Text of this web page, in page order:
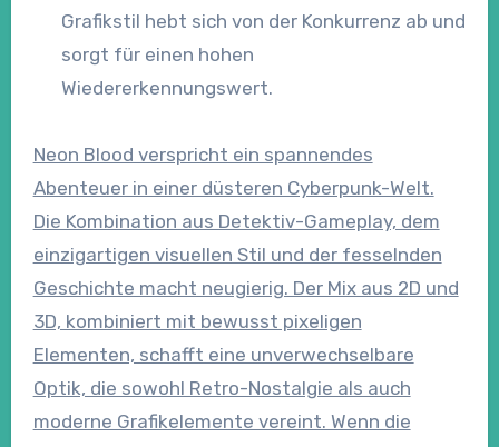
Grafikstil hebt sich von der Konkurrenz ab und
sorgt für einen hohen
Wiedererkennungswert.
Neon Blood verspricht ein spannendes
Abenteuer in einer düsteren Cyberpunk-Welt.
Die Kombination aus Detektiv-Gameplay, dem
einzigartigen visuellen Stil und der fesselnden
Geschichte macht neugierig. Der Mix aus 2D und
3D, kombiniert mit bewusst pixeligen
Elementen, schafft eine unverwechselbare
Optik, die sowohl Retro-Nostalgie als auch
moderne Grafikelemente vereint. Wenn die